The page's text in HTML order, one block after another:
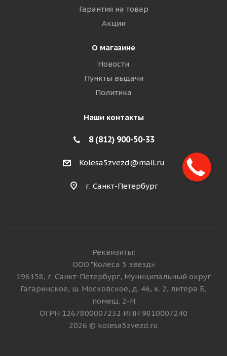
Гарантия на товар
Акции
О магазине
Новости
Пункты выдачи
Политика
Наши контакты
8 (812) 900-50-33
Kolesa5zvezd@mail.ru
г. Санкт-Петербург
Реквизиты:
ООО "Колеса 5 звезд»
196158, г. Санкт-Петербург, Муниципальный округ
Гагаринское, ш. Московское, д. 46, к. 2, литера Б,
помещ. 2-Н
ОГРН 1267800007232 ИНН 9810007240
2026 © kolesa5zvezd.ru